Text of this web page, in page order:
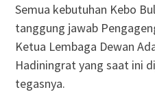
Semua kebutuhan Kebo
tanggung jawab
Ketua Lembaga Dewan
Hadiningrat yang saat ini
tegasnya.